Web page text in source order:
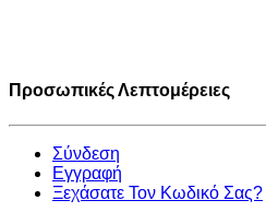
Προσωπικές Λεπτομέρειες
Σύνδεση
Εγγραφή
Ξεχάσατε Τον Κωδικό Σας?